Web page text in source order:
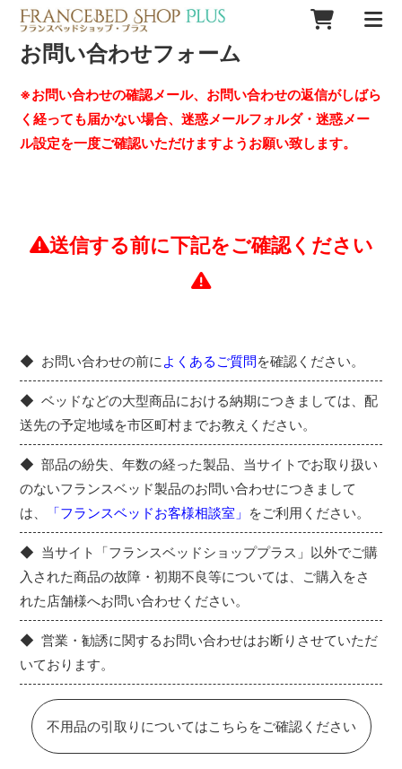
お問い合わせフォーム
※お問い合わせの確認メール、お問い合わせの返信がしばら
く経っても届かない場合、迷惑メールフォルダ・迷惑メー
ル設定を一度ご確認いただけますようお願い致します。
送信する前に下記をご確認ください
お問い合わせの前に よくあるご質問を確認ください。
ベッドなどの大型商品における納期につきましては、配
送先の予定地域を市区町村までお教えください。
部品の紛失、年数の経った製品、当サイトでお取り扱い
のないフランスベッド製品のお問い合わせにつきまして
は、
「フランスベッドお客様相談室」 をご利用ください。
当サイト「フランスベッドショッププラス」以外でご購
入された商品の故障・初期不良等については、ご購入をさ
れた店舗様へお問い合わせください。
営業・勧誘に関するお問い合わせはお断りさせていただ
いております。
不用品の引取りについてはこちらをご確認ください